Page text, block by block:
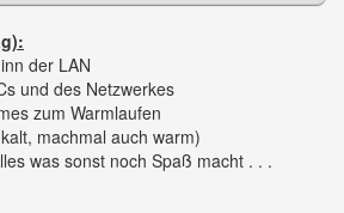
der LAN
und des Netzwerkes
zum Warmlaufen
machmal auch warm)
was sonst noch Spaß macht . . .